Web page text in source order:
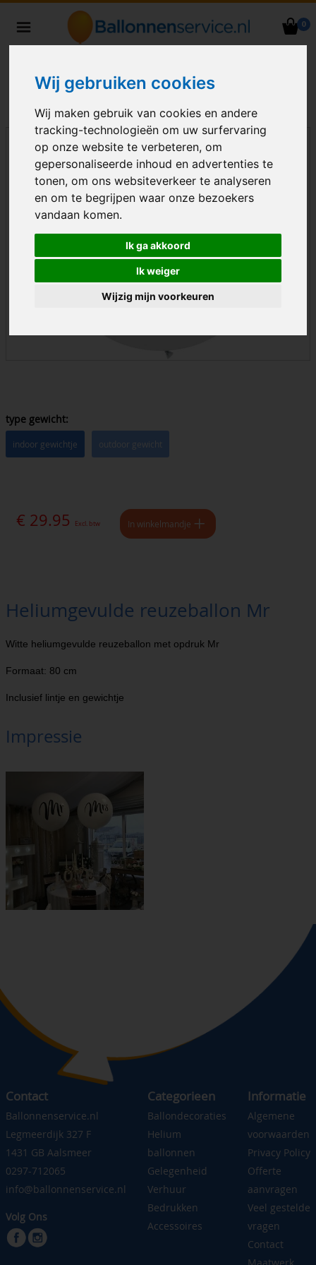
Wij gebruiken cookies
Wij maken gebruik van cookies en andere
tracking-technologieën om uw surfervaring
op onze website te verbeteren, om
gepersonaliseerde inhoud en advertenties te
tonen, om ons websiteverkeer te analyseren
en om te begrijpen waar onze bezoekers
vandaan komen.
Ik ga akkoord
Ik weiger
Wijzig mijn voorkeuren
0
Nederland
type gewicht:
indoor gewichtje outdoor gewicht
€ 29.95 Excl. btw In winkelmandje
Heliumgevulde reuzeballon Mr
Witte heliumgevulde reuzeballon met opdruk Mr
Formaat: 80 cm
Inclusief lintje en gewichtje
Impressie
Contact
Ballonnenservice.nl
Legmeerdijk 327 F
1431 GB Aalsmeer
0297-712065
info@ballonnenservice.nl
Volg Ons
Categorieen
Ballondecoraties
Helium
ballonnen
Gelegenheid
Verhuur
Bedrukken
Accessoires
Informatie
Algemene
voorwaarden
Privacy Policy
Offerte
aanvragen
Veel gestelde
vragen
Contact
Maatwerk